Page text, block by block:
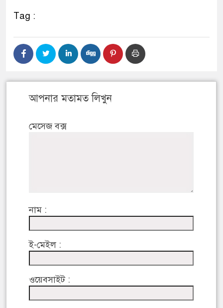
Tag :
আপনার মতামত লিখুন
মেসেজ বক্স
নাম :
ই-মেইল :
ওয়েবসাইট :